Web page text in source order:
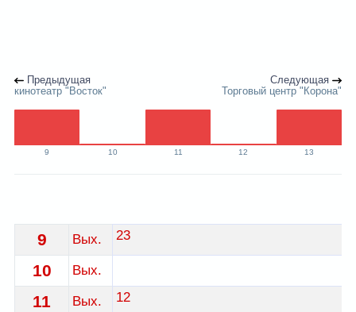
Предыдущая
кинотеатр "Восток"
Следующая
Торговый центр "Корона"
9 10 11 12 13
Расписание 19 автобуса Гродно - остановка ул.
9 Вых. 23
10 Вых.
11 Вых. 12